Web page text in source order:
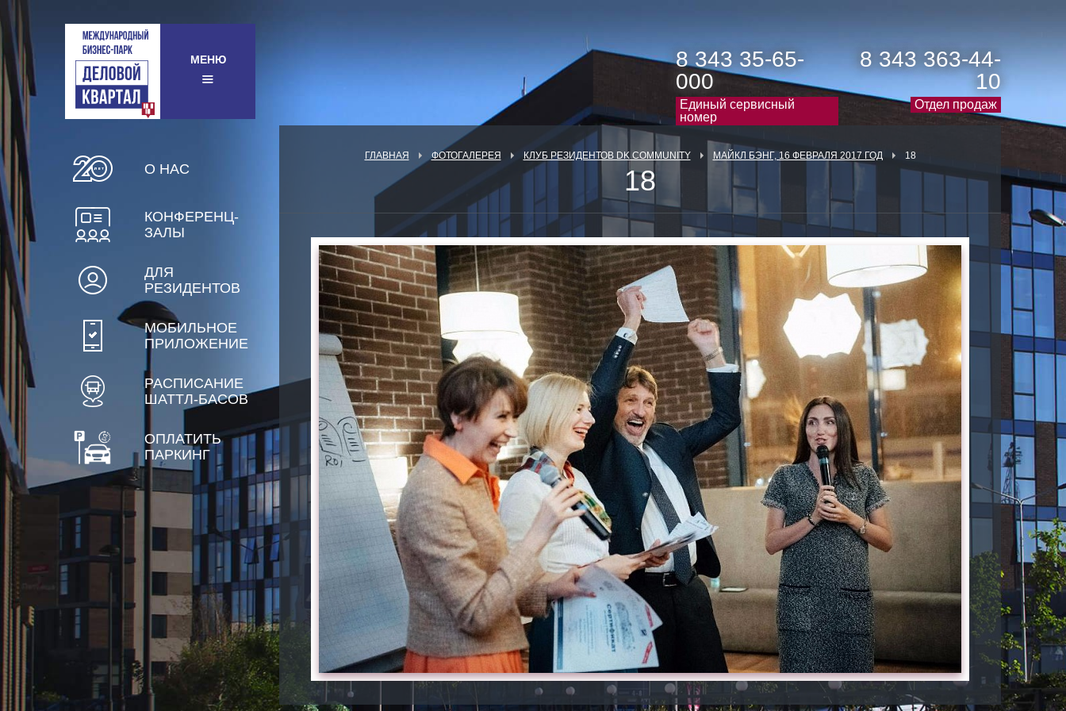
МЕНЮ
8 343 35-65-
000
Единый сервисный
номер
8 343 363-44-
10
Отдел продаж
О НАС
КОНФЕРЕНЦ-
ЗАЛЫ
ДЛЯ
РЕЗИДЕНТОВ
МОБИЛЬНОЕ
ПРИЛОЖЕНИЕ
РАСПИСАНИЕ
ШАТТЛ-БАСОВ
ОПЛАТИТЬ
ПАРКИНГ
ГЛАВНАЯ ФОТОГАЛЕРЕЯ КЛУБ РЕЗИДЕНТОВ DK COMMUNITY МАЙКЛ БЭНГ, 16 ФЕВРАЛЯ 2017 ГОД 18
18